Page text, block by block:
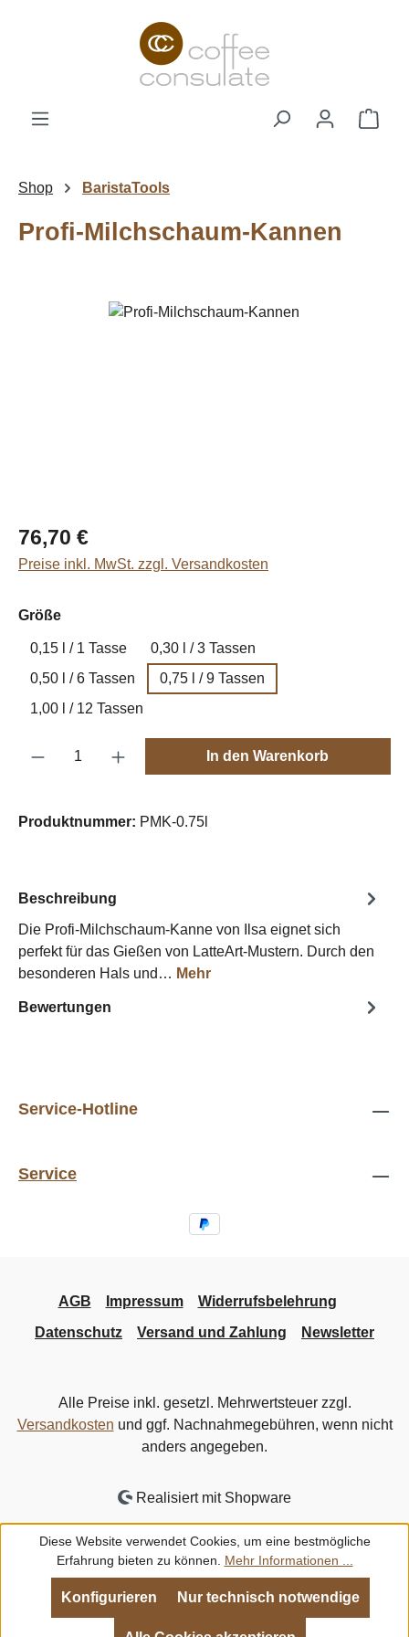
Zum Hauptinhalt springen
Shop BaristaTools
Profi-Milchschaum-Kannen
Bildergalerie überspringen
Regulärer Preis:
76,70 €
Preise inkl. MwSt. zzgl. Versandkosten
Größeauswählen
0,15 l / 1 Tasse
0,30 l / 3 Tassen
0,50 l / 6 Tassen
0,75 l / 9 Tassen
1,00 l / 12 Tassen
Produkt Anzahl: Gib den gewünschten
In den Warenkorb
Produktnummer: PMK-0.75l
Beschreibung
Die Profi-Milchschaum-Kanne von Ilsa eignet sich
perfekt für das Gießen von LatteArt-Mustern. Durch den
besonderen Hals und… Mehr
Bewertungen
Service-Hotline
Service
AGB Impressum
Widerrufsbelehrung
Datenschutz
Versand und Zahlung Newsletter
Alle Preise inkl. gesetzl. Mehrwertsteuer zzgl.
Versandkosten und ggf. Nachnahmegebühren, wenn nicht
anders angegeben.
Realisiert mit Shopware
Diese Website verwendet Cookies, um eine bestmögliche
Erfahrung bieten zu können. Mehr Informationen ...
Nur technisch notwendige
Konfigurieren